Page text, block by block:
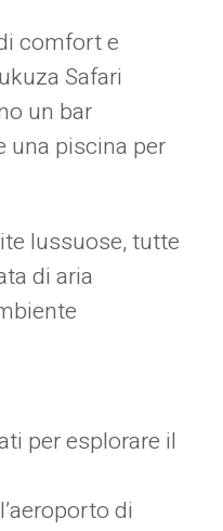
comfort e
Safari
un bar
una piscina per
lussuose, tutte
di aria
per esplorare il
di